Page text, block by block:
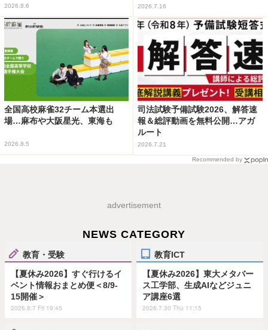
2026.8.6 2026.7.16
全国高校麻雀32チーム本選出
場…麻布や大阪星光、東海も
2026.8.5
司法試験予備試験2026、解答速
報＆総評動画を無料公開…アガ
ルート
2026.7.21
Recommended by
advertisement
NEWS CATEGORY
教育・受験
【夏休み2026】すぐ行けるイ
ベント情報おまとめ便＜8/9-
15開催＞
2026.8.7 Fri 19:45
教育ICT
【夏休み2026】東大メタバー
ス工学部、生成AIなどジュニ
ア講座6選
2026.7.30 Thu 11:15